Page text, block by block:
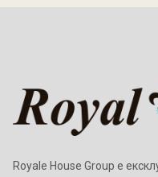
Royale House Group е